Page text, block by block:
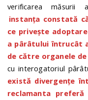
verificarea măsurii
instanţa constată
ce priveşte
a pârâtului întrucât
de către organele
cu interogatoriul
există divergenţe
reclamanta